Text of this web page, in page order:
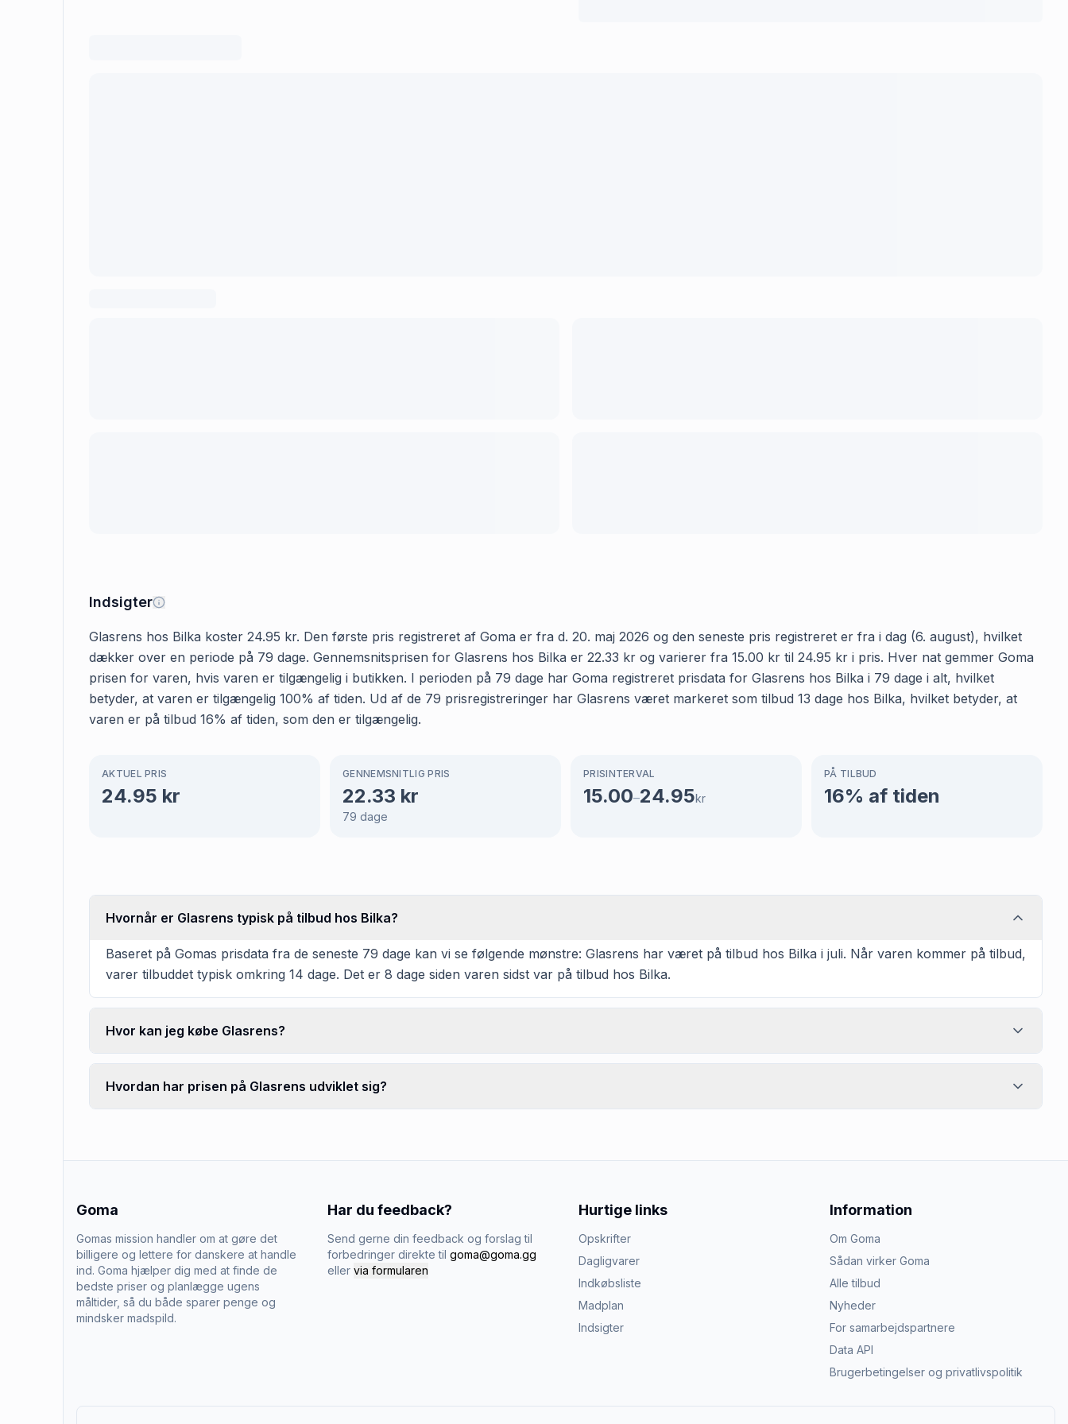
Indsigter
Glasrens hos Bilka koster 24.95 kr. Den første pris registreret af Goma er fra d. 20. maj 2026 og den seneste pris registreret er fra i dag (6. august), hvilket
dækker over en periode på 79 dage. Gennemsnitsprisen for Glasrens hos Bilka er 22.33 kr og varierer fra 15.00 kr til 24.95 kr i pris. Hver nat gemmer Goma
prisen for varen, hvis varen er tilgængelig i butikken. I perioden på 79 dage har Goma registreret prisdata for Glasrens hos Bilka i 79 dage i alt, hvilket
betyder, at varen er tilgængelig 100% af tiden. Ud af de 79 prisregistreringer har Glasrens været markeret som tilbud 13 dage hos Bilka, hvilket betyder, at
varen er på tilbud 16% af tiden, som den er tilgængelig.
AKTUEL PRIS
24.95 kr
GENNEMSNITLIG PRIS
22.33 kr
79 dage
PRISINTERVAL
15.00–24.95kr
PÅ TILBUD
16% af tiden
Hvornår er Glasrens typisk på tilbud hos Bilka?
Baseret på Gomas prisdata fra de seneste 79 dage kan vi se følgende mønstre: Glasrens har været på tilbud hos Bilka i juli. Når varen kommer på tilbud,
varer tilbuddet typisk omkring 14 dage. Det er 8 dage siden varen sidst var på tilbud hos Bilka.
Hvor kan jeg købe Glasrens?
Hvordan har prisen på Glasrens udviklet sig?
Goma
Gomas mission handler om at gøre det
billigere og lettere for danskere at handle
ind. Goma hjælper dig med at finde de
bedste priser og planlægge ugens
måltider, så du både sparer penge og
mindsker madspild.
Har du feedback?
Send gerne din feedback og forslag til
forbedringer direkte til goma@goma.gg
eller via formularen
Hurtige links
Opskrifter
Dagligvarer
Indkøbsliste
Madplan
Indsigter
Information
Om Goma
Sådan virker Goma
Alle tilbud
Nyheder
For samarbejdspartnere
Data API
Brugerbetingelser og privatlivspolitik